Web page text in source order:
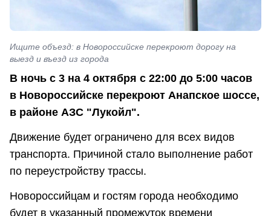
Ищите объезд: в Новороссийске перекроют дорогу на
выезд и въезд из города
В ночь с 3 на 4 октября с 22:00 до 5:00 часов
в Новороссийске перекроют Анапское шоссе,
в районе АЗС "Лукойл".
Движение будет ограничено для всех видов
транспорта. Причиной стало выполнение работ
по переустройству трассы.
Новороссийцам и гостям города необходимо
будет в указанный промежуток времени